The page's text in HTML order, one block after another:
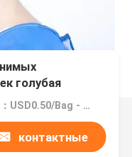
голубая
Цена：USD0.50/Bag - USD0.59/Bag
контактные